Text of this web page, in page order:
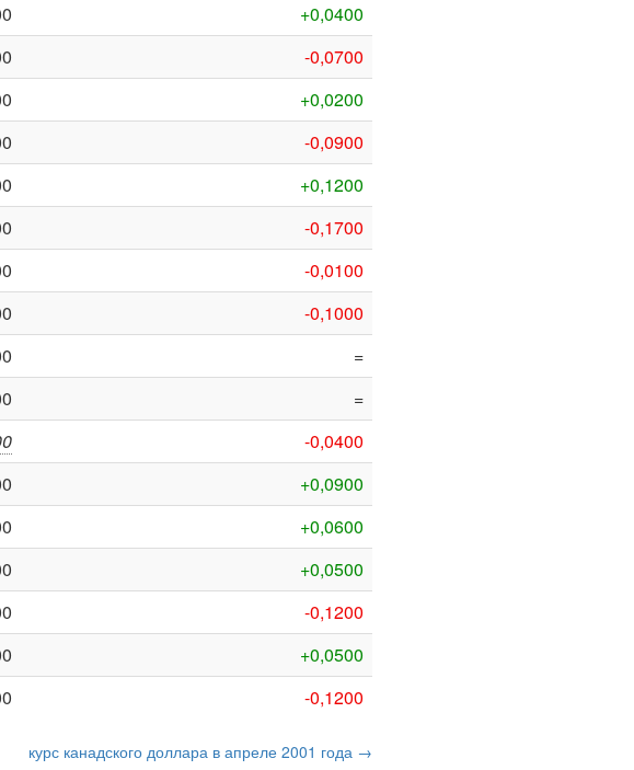
+0,0400
-0,0700
+0,0200
-0,0900
+0,1200
-0,1700
-0,0100
-0,1000
=
=
-0,0400
+0,0900
+0,0600
+0,0500
-0,1200
+0,0500
-0,1200
курс канадского доллара в апреле 2001 года →